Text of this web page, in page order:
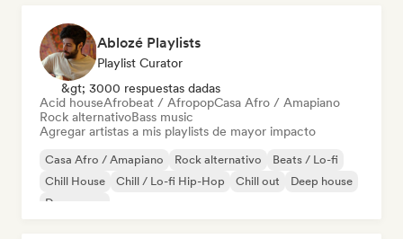
Ablozé Playlists
Playlist Curator
&gt; 3000 respuestas dadas
Acid houseAfrobeat / AfropopCasa Afro / Amapiano
Rock alternativoBass music
Agregar artistas a mis playlists de mayor impacto
Casa Afro / Amapiano Rock alternativo
Beats / Lo-fi
Chill House
Chill / Lo-fi Hip-Hop Chill out
Deep house
Dream pop